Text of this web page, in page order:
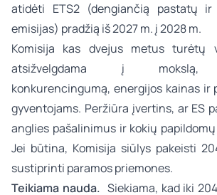
atidėti ETS2 (dengiančią pastatų
emisijas) pradžią iš 2027 m. į 2028 m.
Komisija kas dvejus metus turėtų
atsižvelgdama į mokslą,
konkurencingumą, energijos kainas ir
gyventojams. Peržiūra įvertins, ar ES
anglies pašalinimus ir kokių
Jei būtina, Komisija siūlys pakeisti
sustiprinti paramos priemones.
Teikiama nauda. Siekiama, kad iki